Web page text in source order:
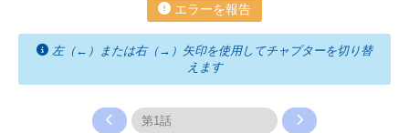
エラーを報告
左（←）または右（→）矢印を使用してチャプターを切り替
えます